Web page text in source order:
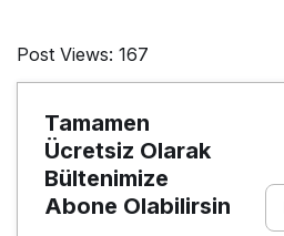
Post Views: 167
Tamamen
Ücretsiz Olarak
Bültenimize
Abone Olabilirsin